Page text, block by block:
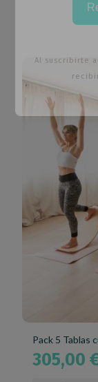
Pack 5 Tablas
305,00
Al suscribirte